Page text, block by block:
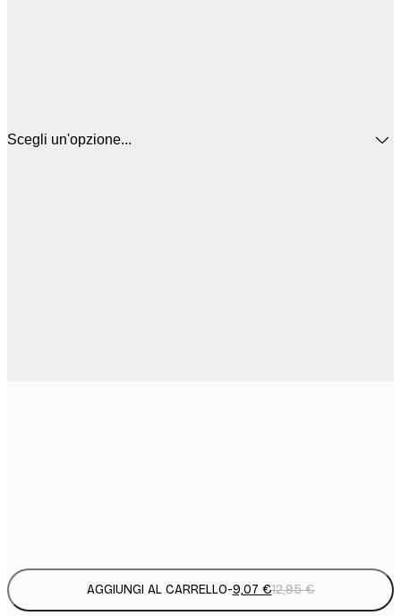
Scegli un'opzione...
AGGIUNGI AL CARRELLO-9,07 €12,95 €